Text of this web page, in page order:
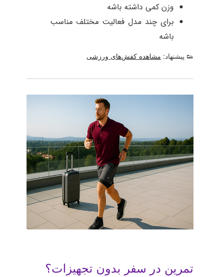
وزن کمی داشته باشه
برای چند مدل فعالیت مختلف مناسب
باشه
👟 پیشنهاد: مشاهده کفش‌های ورزشی
تمرین در سفر بدون تجهیزات؟